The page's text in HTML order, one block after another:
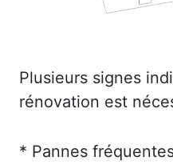
Plusieurs signes
rénovation est
* Pannes